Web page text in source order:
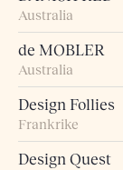
Australia
de MOBLER
Australia
Design Follies
Frankrike
Design Quest